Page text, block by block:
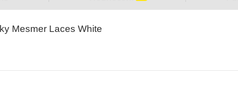
Mesmer Laces White